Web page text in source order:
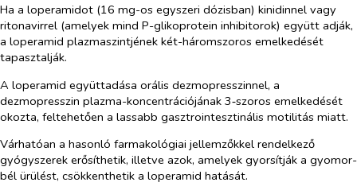
Ha a loperamidot (16 mg-os egyszeri dózisban) kinidinnel vagy
ritonavirrel (amelyek mind P-glikoprotein inhibitorok) együtt adják,
a loperamid plazmaszintjének két-háromszoros emelkedését
tapasztalják.
A loperamid együttadása orális dezmopresszinnel, a
dezmopresszin plazma-koncentrációjának 3‑szoros emelkedését
okozta, feltehetően a lassabb gasztrointesztinális motilitás miatt.
Várhatóan a hasonló farmakológiai jellemzőkkel rendelkező
gyógyszerek erősíthetik, illetve azok, amelyek gyorsítják a gyomor-
bél ürülést, csökkenthetik a loperamid hatását.